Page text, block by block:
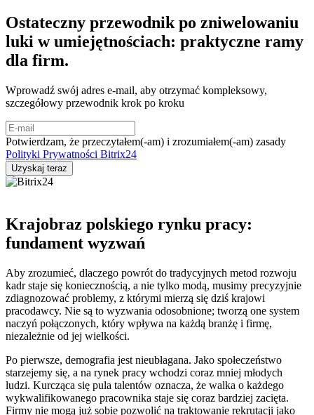
Ostateczny przewodnik po zniwelowaniu
luki w umiejętnościach: praktyczne ramy
dla firm.
Wprowadź swój adres e-mail, aby otrzymać kompleksowy,
szczegółowy przewodnik krok po kroku
Potwierdzam, że przeczytałem(-am) i zrozumiałem(-am) zasady
Polityki Prywatności Bitrix24
Krajobraz polskiego rynku pracy:
fundament wyzwań
Aby zrozumieć, dlaczego powrót do tradycyjnych metod rozwoju
kadr staje się koniecznością, a nie tylko modą, musimy precyzyjnie
zdiagnozować problemy, z którymi mierzą się dziś krajowi
pracodawcy. Nie są to wyzwania odosobnione; tworzą one system
naczyń połączonych, który wpływa na każdą branżę i firmę,
niezależnie od jej wielkości.
Po pierwsze, demografia jest nieubłagana. Jako społeczeństwo
starzejemy się, a na rynek pracy wchodzi coraz mniej młodych
ludzi. Kurcząca się pula talentów oznacza, że walka o każdego
wykwalifikowanego pracownika staje się coraz bardziej zacięta.
Firmy nie mogą już sobie pozwolić na traktowanie rekrutacji jako